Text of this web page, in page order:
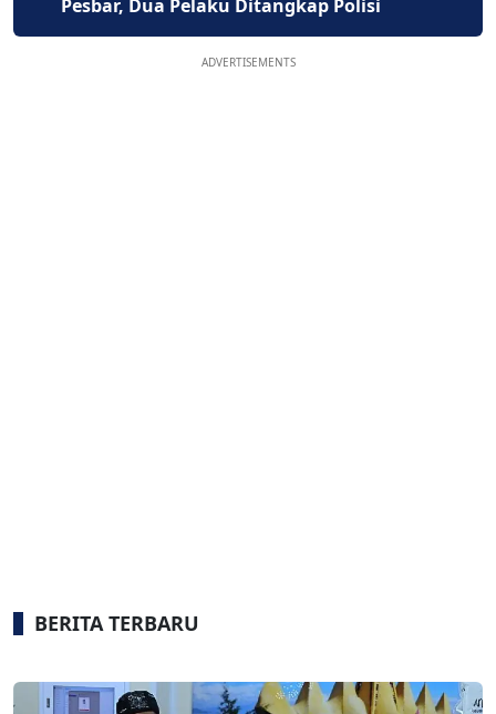
Pesbar, Dua Pelaku Ditangkap Polisi
ADVERTISEMENTS
BERITA TERBARU